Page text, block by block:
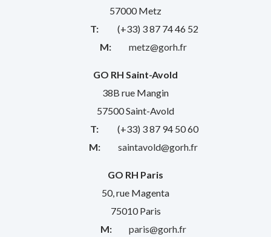
57000 Metz
T:
(+33) 3 87 74 46 52
M:
metz@gorh.fr
GO RH Saint-Avold
38B rue Mangin
57500 Saint-Avold
T:
(+33) 3 87 94 50 60
M:
saintavold@gorh.fr
GO RH Paris
50, rue Magenta
75010 Paris
M:
paris@gorh.fr